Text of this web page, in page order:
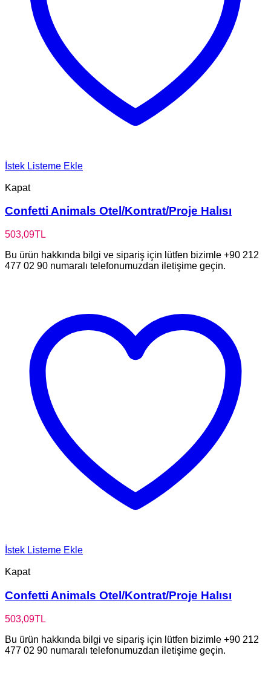
İstek Listeme Ekle
Kapat
Confetti Animals Otel/Kontrat/Proje Halısı
503,09TL
Bu ürün hakkında bilgi ve sipariş için lütfen bizimle +90 212
477 02 90 numaralı telefonumuzdan iletişime geçin.
İstek Listeme Ekle
Kapat
Confetti Animals Otel/Kontrat/Proje Halısı
503,09TL
Bu ürün hakkında bilgi ve sipariş için lütfen bizimle +90 212
477 02 90 numaralı telefonumuzdan iletişime geçin.